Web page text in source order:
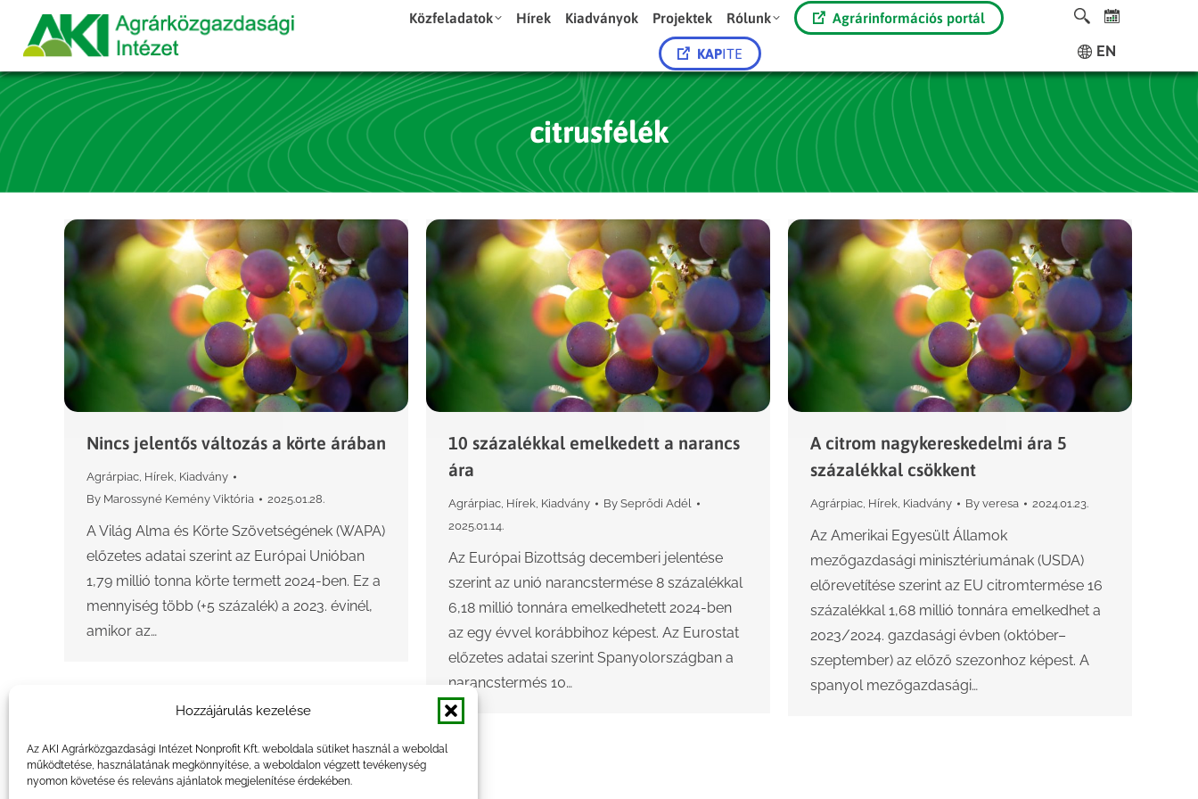
Hozzájárulás kezelése
Az AKI Agrárközgazdasági Intézet Nonprofit Kft. weboldala sütiket használ a weboldal
működtetése, használatának megkönnyítése, a weboldalon végzett tevékenység
nyomon követése és releváns ajánlatok megjelenítése érdekében.
Közfeladatok Hírek Kiadványok Projektek Rólunk Agrárinformációs portál
KAPITE EN
citrusfélék
Nincs jelentős változás a körte árában
Agrárpiac, Hírek, Kiadvány
By Marossyné Kemény Viktória 2025.01.28.
A Világ Alma és Körte Szövetségének (WAPA)
előzetes adatai szerint az Európai Unióban
1,79 millió tonna körte termett 2024-ben. Ez a
mennyiség több (+5 százalék) a 2023. évinél,
amikor az…
10 százalékkal emelkedett a narancs
ára
Agrárpiac, Hírek, Kiadvány By Seprődi Adél
2025.01.14.
Az Európai Bizottság decemberi jelentése
szerint az unió narancstermése 8 százalékkal
6,18 millió tonnára emelkedhetett 2024-ben
az egy évvel korábbihoz képest. Az Eurostat
előzetes adatai szerint Spanyolországban a
narancstermés 10…
A citrom nagykereskedelmi ára 5
százalékkal csökkent
Agrárpiac, Hírek, Kiadvány By veresa 2024.01.23.
Az Amerikai Egyesült Államok
mezőgazdasági minisztériumának (USDA)
előrevetítése szerint az EU citromtermése 16
százalékkal 1,68 millió tonnára emelkedhet a
2023/2024. gazdasági évben (október–
szeptember) az előző szezonhoz képest. A
spanyol mezőgazdasági…